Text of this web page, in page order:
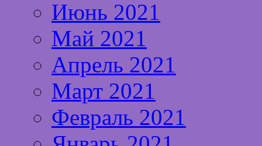
Июнь 2021
Май 2021
Апрель 2021
Март 2021
Февраль 2021